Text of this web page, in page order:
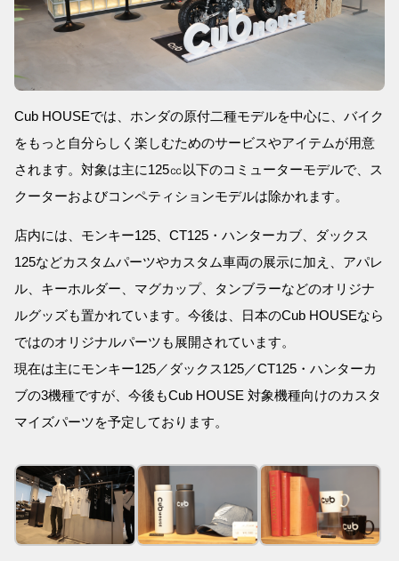
Cub HOUSEでは、ホンダの原付二種モデルを中心に、バイク
をもっと自分らしく楽しむためのサービスやアイテムが用意
されます。対象は主に125㏄以下のコミューターモデルで、ス
クーターおよびコンペティションモデルは除かれます。
店内には、モンキー125、CT125・ハンターカブ、ダックス
125などカスタムパーツやカスタム車両の展示に加え、アパレ
ル、キーホルダー、マグカップ、タンブラーなどのオリジナ
ルグッズも置かれています。今後は、日本のCub HOUSEなら
ではのオリジナルパーツも展開されています。
現在は主にモンキー125／ダックス125／CT125・ハンターカ
ブの3機種ですが、今後もCub HOUSE 対象機種向けのカスタ
マイズパーツを予定しております。